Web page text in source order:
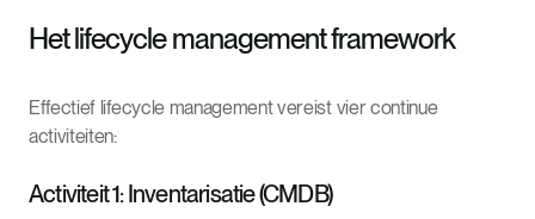
Het lifecycle management framework
Effectief lifecycle management vereist vier continue
activiteiten:
Activiteit 1: Inventarisatie (CMDB)